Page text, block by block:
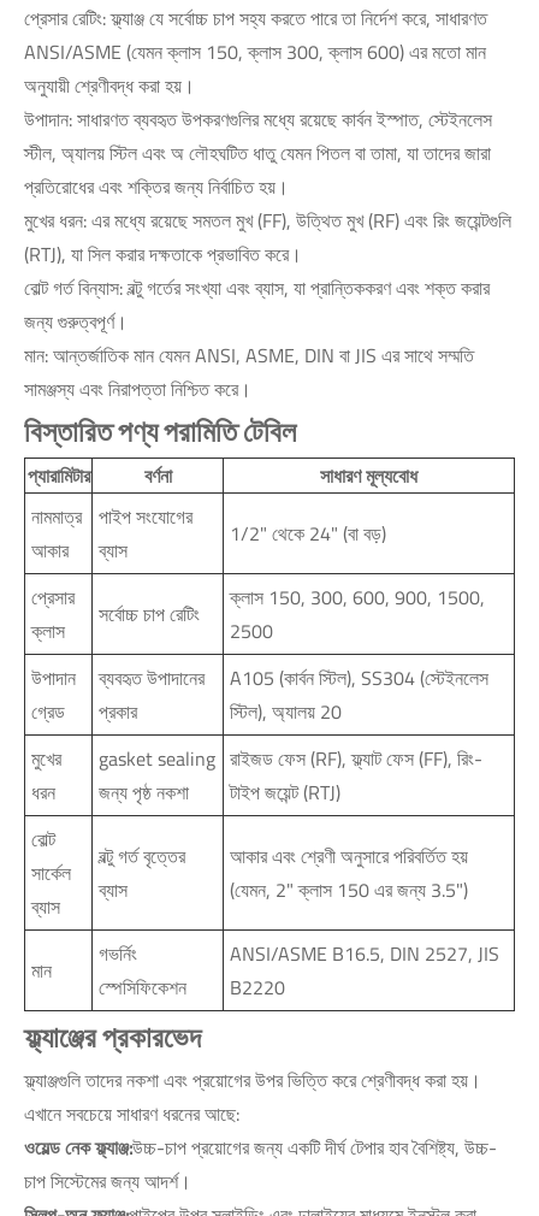
প্রেসার রেটিং: ফ্ল্যাঞ্জ যে সর্বোচ্চ চাপ সহ্য করতে পারে তা নির্দেশ করে, সাধারণত
ANSI/ASME (যেমন ক্লাস 150, ক্লাস 300, ক্লাস 600) এর মতো মান
অনুযায়ী শ্রেণীবদ্ধ করা হয়।
উপাদান: সাধারণত ব্যবহৃত উপকরণগুলির মধ্যে রয়েছে কার্বন ইস্পাত, স্টেইনলেস
স্টীল, অ্যালয় স্টিল এবং অ লৌহঘটিত ধাতু যেমন পিতল বা তামা, যা তাদের জারা
প্রতিরোধের এবং শক্তির জন্য নির্বাচিত হয়।
মুখের ধরন: এর মধ্যে রয়েছে সমতল মুখ (FF), উত্থিত মুখ (RF) এবং রিং জয়েন্টগুলি
(RTJ), যা সিল করার দক্ষতাকে প্রভাবিত করে।
বোল্ট গর্ত বিন্যাস: বল্টু গর্তের সংখ্যা এবং ব্যাস, যা প্রান্তিককরণ এবং শক্ত করার
জন্য গুরুত্বপূর্ণ।
মান: আন্তর্জাতিক মান যেমন ANSI, ASME, DIN বা JIS এর সাথে সম্মতি
সামঞ্জস্য এবং নিরাপত্তা নিশ্চিত করে।
বিস্তারিত পণ্য পরামিতি টেবিল
প্যারামিটার বর্ণনা
সাধারণ মূল্যবোধ
নামমাত্র
আকার
পাইপ সংযোগের
ব্যাস
1/2" থেকে 24" (বা বড়)
প্রেসার
ক্লাস
সর্বোচ্চ চাপ রেটিং
ক্লাস 150, 300, 600, 900, 1500,
2500
উপাদান
গ্রেড
ব্যবহৃত উপাদানের
প্রকার
A105 (কার্বন স্টিল), SS304 (স্টেইনলেস
স্টিল), অ্যালয় 20
মুখের
ধরন
gasket sealing
জন্য পৃষ্ঠ নকশা
রাইজড ফেস (RF), ফ্ল্যাট ফেস (FF), রিং-
টাইপ জয়েন্ট (RTJ)
বোল্ট
সার্কেল
ব্যাস
বল্টু গর্ত বৃত্তের
ব্যাস
আকার এবং শ্রেণী অনুসারে পরিবর্তিত হয়
(যেমন, 2" ক্লাস 150 এর জন্য 3.5")
মান
গভর্নিং
স্পেসিফিকেশন
ANSI/ASME B16.5, DIN 2527, JIS
B2220
ফ্ল্যাঞ্জের প্রকারভেদ
ফ্ল্যাঞ্জগুলি তাদের নকশা এবং প্রয়োগের উপর ভিত্তি করে শ্রেণীবদ্ধ করা হয়।
এখানে সবচেয়ে সাধারণ ধরনের আছে:
ওয়েল্ড নেক ফ্ল্যাঞ্জ:উচ্চ-চাপ প্রয়োগের জন্য একটি দীর্ঘ টেপার হাব বৈশিষ্ট্য, উচ্চ-
চাপ সিস্টেমের জন্য আদর্শ।